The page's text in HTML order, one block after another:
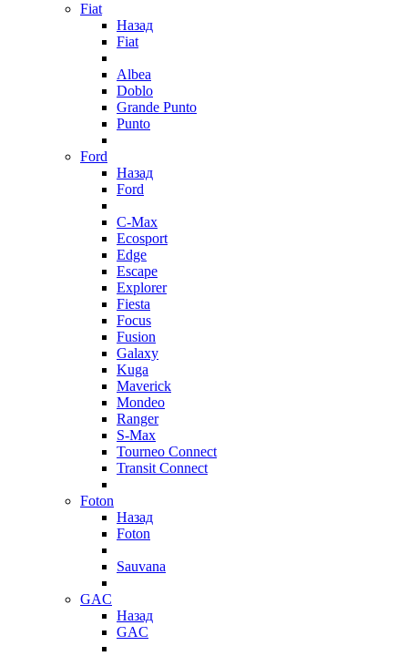
Fiat
Назад
Fiat
Albea
Doblo
Grande Punto
Punto
Ford
Назад
Ford
C-Max
Ecosport
Edge
Escape
Explorer
Fiesta
Focus
Fusion
Galaxy
Kuga
Maverick
Mondeo
Ranger
S-Max
Tourneo Connect
Transit Connect
Foton
Назад
Foton
Sauvana
GAC
Назад
GAC